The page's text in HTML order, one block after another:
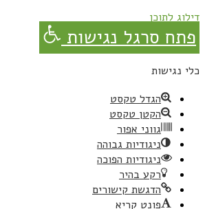
דילוג לתוכן
פתח סרגל נגישות
כלי נגישות
הגדל טקסט
הקטן טקסט
גווני אפור
ניגודיות גבוהה
ניגודיות הפוכה
רקע בהיר
הדגשת קישורים
פונט קריא